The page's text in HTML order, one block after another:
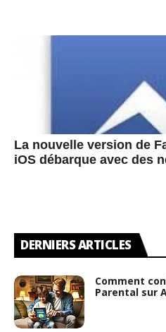
La nouvelle version de
iOS débarque avec des
DERNIERS ARTICLES
Comment
Parental sur